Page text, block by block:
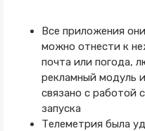
Все приложения
можно отнести к
почта или погода,
рекламный модуль
связано с работой
запуска
Телеметрия была